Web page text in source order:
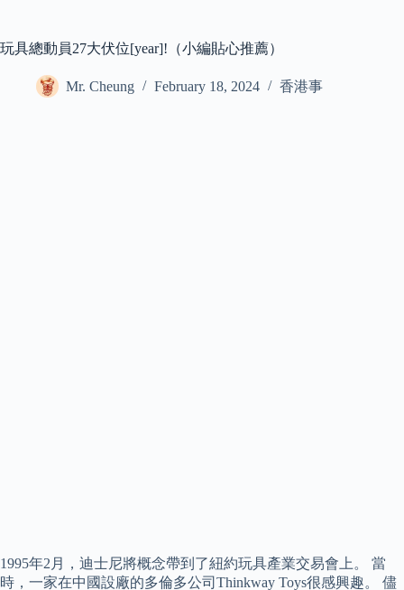
玩具總動員27大伏位[year]!（小編貼心推薦）
Mr. Cheung February 18, 2024 香港事
1995年2月，迪士尼將概念帶到了紐約玩具產業交易會上。 當
時，一家在中國設廠的多倫多公司Thinkway Toys很感興趣。 儘